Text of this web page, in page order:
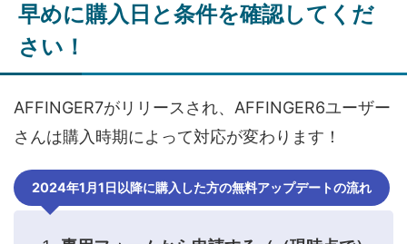
早めに購入日と条件を確認してくだ
さい！
AFFINGER7がリリースされ、AFFINGER6ユーザー
さんは購入時期によって対応が変わります！
2024年1月1日以降に購入した方の無料アップデートの流れ